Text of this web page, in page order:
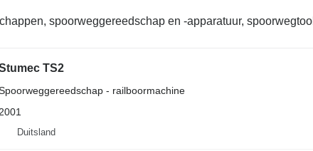
spoorweggereedschap en -apparatuur, spoorwegtool
TS2
- railboormachine
2001
Duitsland